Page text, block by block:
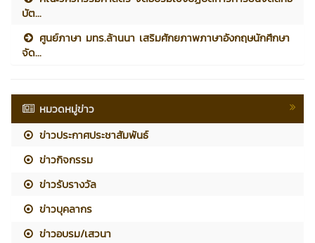
บัต...
ศูนย์ภาษา มทร.ล้านนา เสริมศักยภาพภาษาอังกฤษนักศึกษา
จัด...
หมวดหมู่ข่าว
ข่าวประกาศประชาสัมพันธ์
ข่าวกิจกรรม
ข่าวรับรางวัล
ข่าวบุคลากร
ข่าวอบรม/เสวนา